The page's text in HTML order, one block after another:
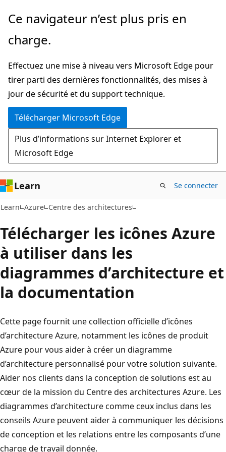
Passer
directement
au
principal
Ce navigateur n’est plus pris en
charge.
Effectuez une mise à niveau vers Microsoft Edge pour
tirer parti des dernières fonctionnalités, des mises à
jour de sécurité et du support technique.
Télécharger Microsoft Edge
Plus d’informations sur Internet Explorer et
Microsoft Edge
Learn Se connecter
Learn Azure Centre des architectures
Télécharger les icônes Azure
à utiliser dans les
diagrammes d’architecture et
la documentation
Cette page fournit une collection officielle d’icônes
d’architecture Azure, notamment les icônes de produit
Azure pour vous aider à créer un diagramme
d’architecture personnalisé pour votre solution suivante.
Aider nos clients dans la conception de solutions est au
cœur de la mission du Centre des architectures Azure. Les
diagrammes d’architecture comme ceux inclus dans les
conseils Azure peuvent aider à communiquer les décisions
de conception et les relations entre les composants d’une
charge de travail donnée.